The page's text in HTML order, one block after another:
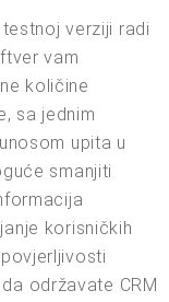
verziji radi
vam
količine
sa jednim
upita u
smanjiti
korisničkih
održavate CRM